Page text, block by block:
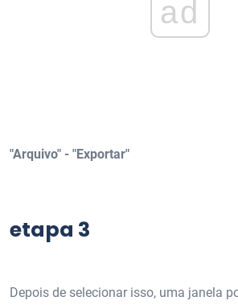
ad
"Arquivo" - "Exportar"
etapa 3
Depois de selecionar isso, uma janela